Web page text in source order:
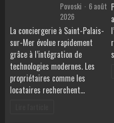
Povoski
6 août
2026
La conciergerie à Saint-Palais-
sur-Mer évolue rapidement
grâce à l’intégration de
technologies modernes. Les
propriétaires comme les
locataires recherchent…